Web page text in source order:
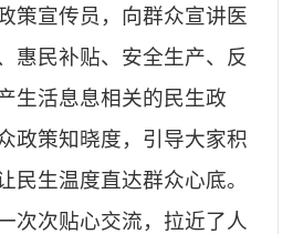
策宣传员，向群众宣讲医
惠民补贴、安全生产、反
生活息息相关的民生政
政策知晓度，引导大家积
民生温度直达群众心底。
次次贴心交流，拉近了人